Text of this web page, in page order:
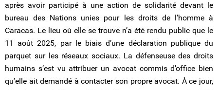
après avoir participé à une action de solidarité devant le
bureau des Nations unies pour les droits de l’homme à
Caracas. Le lieu où elle se trouve n’a été rendu public que le
11 août 2025, par le biais d’une déclaration publique du
parquet sur les réseaux sociaux. La défenseuse des droits
humains s’est vu attribuer un avocat commis d’office bien
qu’elle ait demandé à contacter son propre avocat. À ce jour,